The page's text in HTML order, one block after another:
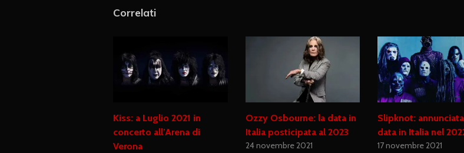
Correlati
Kiss: a Luglio 2021 in
concerto all’Arena di
Verona
Ozzy Osbourne: la data in
Italia posticipata al 2023
24 novembre 2021
Slipknot:
data in Italia nel
17 novembre 2021